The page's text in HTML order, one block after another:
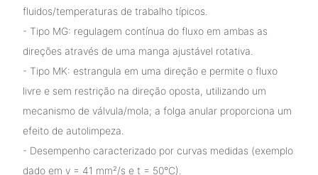
fluidos/temperaturas de trabalho típicos.
- Tipo MG: regulagem contínua do fluxo em ambas as
direções através de uma manga ajustável rotativa.
- Tipo MK: estrangula em uma direção e permite o fluxo
livre e sem restrição na direção oposta, utilizando um
mecanismo de válvula/mola; a folga anular proporciona um
efeito de autolimpeza.
- Desempenho caracterizado por curvas medidas (exemplo
dado em v = 41 mm²/s e t = 50°C).